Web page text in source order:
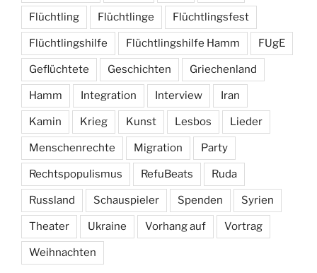
Flüchtling Flüchtlinge Flüchtlingsfest
Flüchtlingshilfe Flüchtlingshilfe Hamm FUgE
Geflüchtete Geschichten Griechenland
Hamm Integration Interview Iran
Kamin Krieg Kunst Lesbos Lieder
Menschenrechte Migration Party
Rechtspopulismus RefuBeats Ruda
Russland Schauspieler Spenden Syrien
Theater Ukraine Vorhang auf Vortrag
Weihnachten